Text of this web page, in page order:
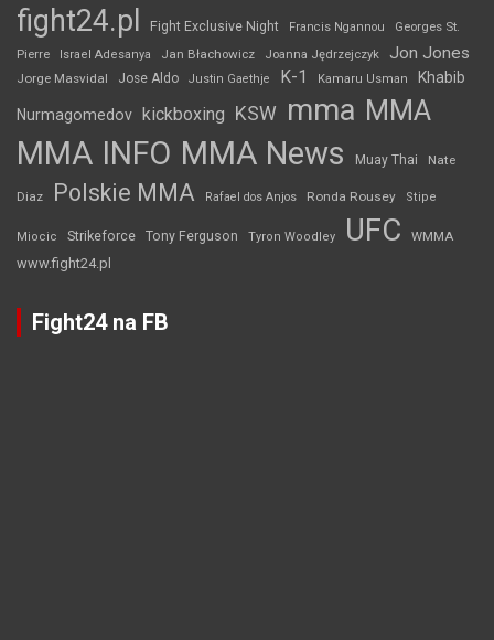
fight24.pl Fight Exclusive Night Francis Ngannou
Georges St.
Pierre
Israel Adesanya Jan Błachowicz Joanna Jędrzejczyk Jon Jones
Jorge Masvidal Jose Aldo Justin Gaethje K-1 Kamaru Usman Khabib
Nurmagomedov kickboxing KSW mma MMA
MMA INFO MMA News Muay Thai Nate
Diaz Polskie MMA Rafael dos Anjos Ronda Rousey Stipe
Miocic Strikeforce Tony Ferguson Tyron Woodley UFC WMMA
www.fight24.pl
Fight24 na FB